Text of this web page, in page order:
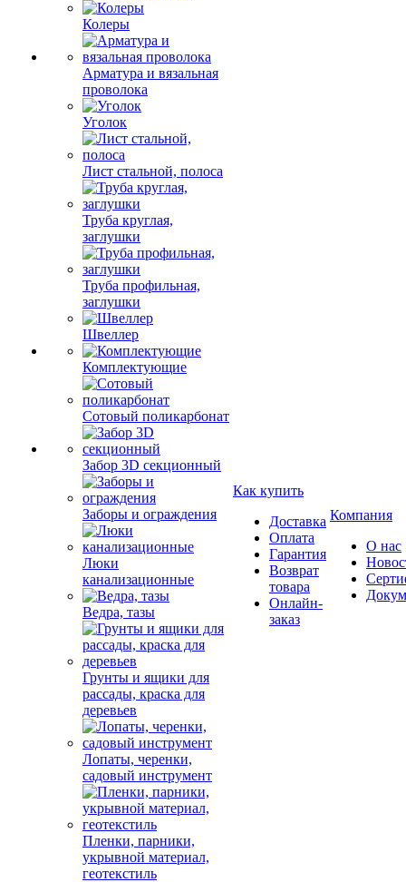
Колеры
Арматура и вязальная
проволока
Уголок
Лист стальной, полоса
Труба круглая,
заглушки
Труба профильная,
заглушки
Швеллер
Комплектующие
Сотовый поликарбонат
Забор 3D секционный
Заборы и ограждения
Люки
канализационные
Ведра, тазы
Грунты и ящики для
рассады, краска для
деревьев
Лопаты, черенки,
садовый инструмент
Пленки, парники,
укрывной материал,
геотекстиль
Как купить
Доставка
Оплата
Гарантия
Возврат
товара
Онлайн-
заказ
Компания
О нас